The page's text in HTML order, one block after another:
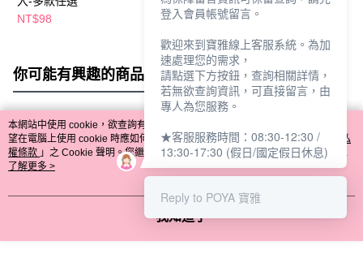
NT$98
NT$98
你可能有興趣的商品 全站排行
熱門標籤
本網站中使用 cookie，欲查詢有關本網站使用 cookie 方式之詳情，及若您不希
望在電腦上使用 cookie 時應如何變更電腦的 cookie 設定，請參閱本網站「
隱私
權條款 」之 Cookie 聲明。您繼續使用本網站即表示您同意本公司得按本網站使
用條款之 Cookie 聲明使用 cookie。
了解更多 >
我知道了
登入會員帳號留言。
歡迎來到寶雅線上客服系統。為加
速處理您的需求，
請點選下方按鈕，查詢相關詳情，
若無欲查詢資訊，可直接留言，由
專人為您服務。
★客服服務時間：08:30-12:30 /
13:30-17:30 (假日/國定假日休息)
Reply to POYA 寶雅